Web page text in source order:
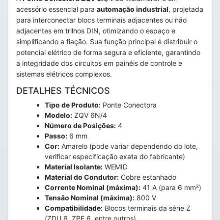
acessório essencial para automação industrial, projetada
para interconectar blocs terminais adjacentes ou não
adjacentes em trilhos DIN, otimizando o espaço e
simplificando a fiação. Sua função principal é distribuir o
potencial elétrico de forma segura e eficiente, garantindo
a integridade dos circuitos em painéis de controle e
sistemas elétricos complexos.
DETALHES TÉCNICOS
Tipo de Produto: Ponte Conectora
Modelo: ZQV 6N/4
Número de Posições: 4
Passo: 6 mm
Cor: Amarelo (pode variar dependendo do lote,
verificar especificação exata do fabricante)
Material Isolante: WEMID
Material do Condutor: Cobre estanhado
Corrente Nominal (máxima): 41 A (para 6 mm²)
Tensão Nominal (máxima): 800 V
Compatibilidade: Blocos terminais da série Z
(ZDU 6, ZPE 6, entre outros)